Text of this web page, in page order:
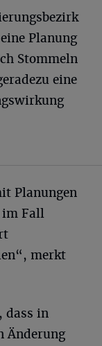
Planung
Stommeln
eine
Planungen
im Fall
merkt
dass in
Änderung